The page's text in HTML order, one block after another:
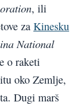
, ili
za Kinesku
National
o raketi
oko Zemlje,
Dugi marš